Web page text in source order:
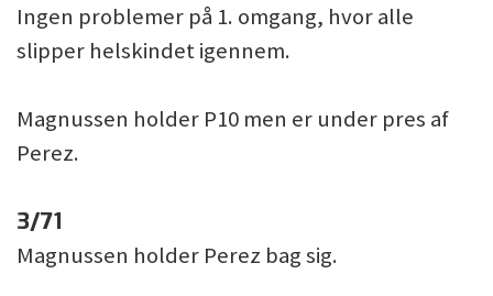
Ingen problemer på 1. omgang, hvor alle
slipper helskindet igennem.
Magnussen holder P10 men er under pres af
Perez.
3/71
Magnussen holder Perez bag sig.